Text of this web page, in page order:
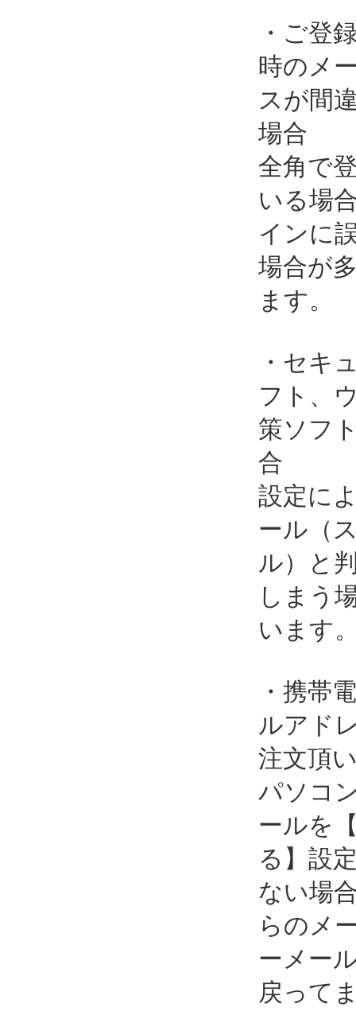
・ご登
時のメ
スが間
場合
全角で
いる場
インに
場合が
ます。
・セキ
フト、
策ソフ
合
設定に
ール（
ル）と
しまう
います
・携帯
ルアド
注文頂
パソコ
ールを
る】設
ない場
らのメ
ーメー
戻って